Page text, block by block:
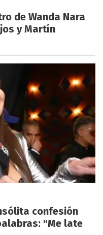
de Wanda Nara
y Martín
confesión
"Me late